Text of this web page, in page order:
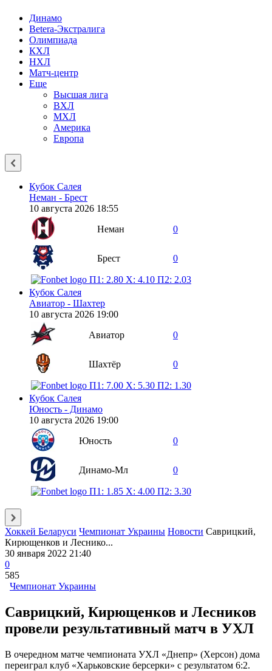
Динамо
Betera-Экстралига
Олимпиада
КХЛ
НХЛ
Матч-центр
Еще
Высшая лига
ВХЛ
МХЛ
Америка
Европа
Кубок Салея
Неман - Брест
10 августа 2026 18:55
Неман
0
Брест 0
П1: 2.80 X: 4.10 П2: 2.03
Кубок Салея
Авиатор - Шахтер
10 августа 2026 19:00
Авиатор
0
Шахтёр 0
П1: 7.00 X: 5.30 П2: 1.30
Кубок Салея
Юность - Динамо
10 августа 2026 19:00
Юность
0
Динамо-Мл 0
П1: 1.85 X: 4.00 П2: 3.30
Хоккей Беларуси Чемпионат Украины Новости Саврицкий,
Кирющенков и Леснико...
30 января 2022 21:40
0
585
Чемпионат Украины
Саврицкий, Кирющенков и Лесников
провели результативный матч в УХЛ
В очередном матче чемпионата УХЛ «Днепр» (Херсон) дома
переиграл клуб «Харьковские берсерки» с результатом 6:2.